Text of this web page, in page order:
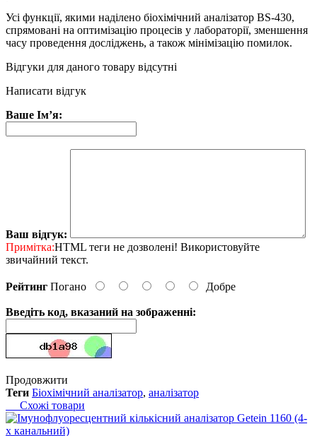
Усі функції, якими наділено біохімічний аналізатор BS-430,
спрямовані на оптимізацію процесів у лабораторії, зменшення
часу проведення досліджень, а також мінімізацію помилок.
Відгуки для даного товару відсутні
Написати відгук
Ваше Ім’я:
Ваш відгук:
Примітка:HTML теги не дозволені! Використовуйте
звичайний текст.
Рейтинг Погано Добре
Введіть код, вказаний на зображенні:
Продовжити
Теги Біохімічний аналізатор, аналізатор
Схожі товари